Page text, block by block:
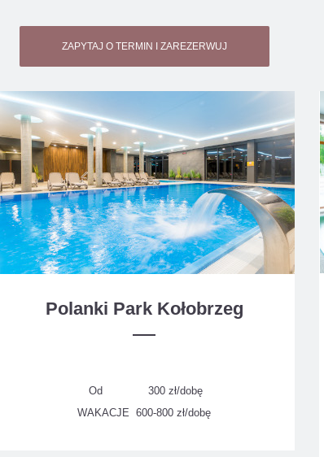
ZAPYTAJ O TERMIN I ZAREZERWUJ
Polanki Park Kołobrzeg
Od 300 zł/dobę
WAKACJE 600-800 zł/dobę